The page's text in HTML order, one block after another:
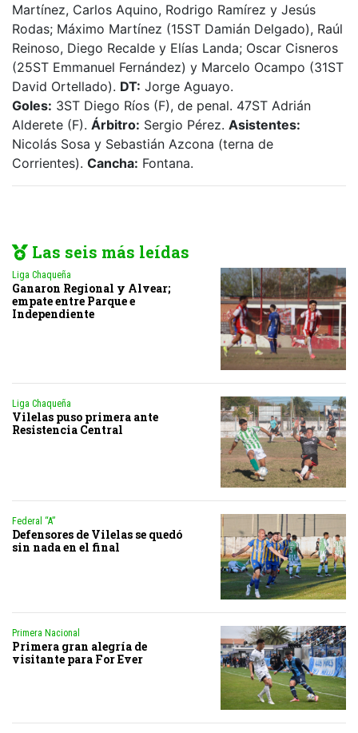
Martínez, Carlos Aquino, Rodrigo Ramírez y Jesús
Rodas; Máximo Martínez (15ST Damián Delgado), Raúl
Reinoso, Diego Recalde y Elías Landa; Oscar Cisneros
(25ST Emmanuel Fernández) y Marcelo Ocampo (31ST
David Ortellado). DT: Jorge Aguayo.
Goles: 3ST Diego Ríos (F), de penal. 47ST Adrián
Alderete (F). Árbitro: Sergio Pérez. Asistentes:
Nicolás Sosa y Sebastián Azcona (terna de
Corrientes). Cancha: Fontana.
Las seis más leídas
Liga Chaqueña
Ganaron Regional y Alvear;
empate entre Parque e
Independiente
Liga Chaqueña
Vilelas puso primera ante
Resistencia Central
Federal “A”
Defensores de Vilelas se quedó
sin nada en el final
Primera Nacional
Primera gran alegría de
visitante para For Ever